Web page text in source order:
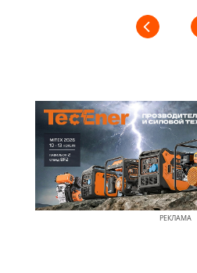
РЕКЛАМА